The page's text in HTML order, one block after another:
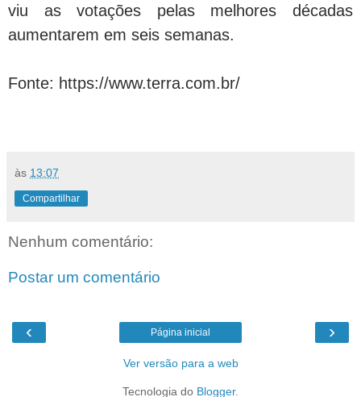
viu as votações pelas melhores décadas
aumentarem em seis semanas.
Fonte: https://www.terra.com.br/
às 13:07
Compartilhar
Nenhum comentário:
Postar um comentário
‹ ›
Página inicial
Ver versão para a web
Tecnologia do Blogger.